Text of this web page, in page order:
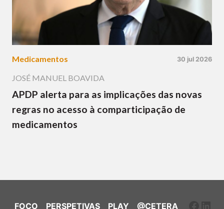
Medicamentos 30 jul 2026
JOSÉ MANUEL BOAVIDA
APDP alerta para as implicações das novas
regras no acesso à comparticipação de
medicamentos
FOCO PERSPETIVAS PLAY @CETERA